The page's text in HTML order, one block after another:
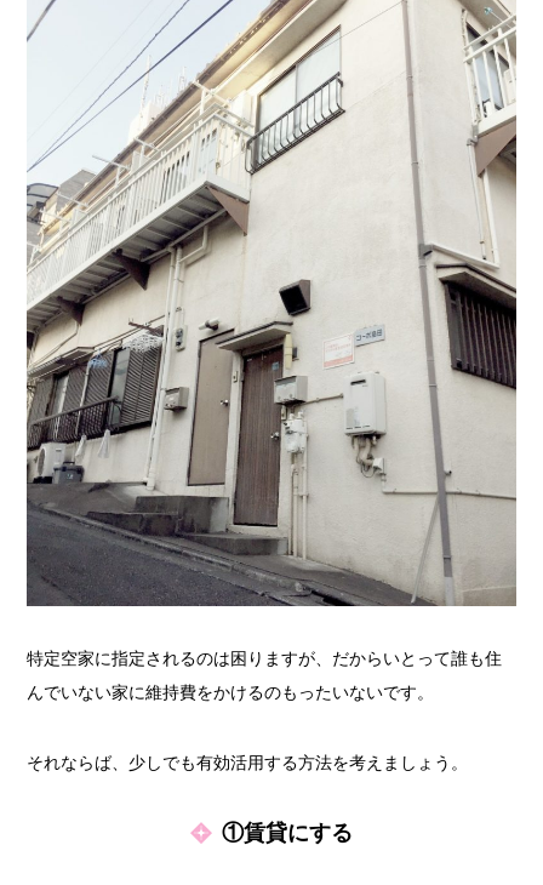
特定空家に指定されるのは困りますが、だからいとって誰も住
んでいない家に維持費をかけるのもったいないです。
それならば、少しでも有効活用する方法を考えましょう。
①賃貸にする